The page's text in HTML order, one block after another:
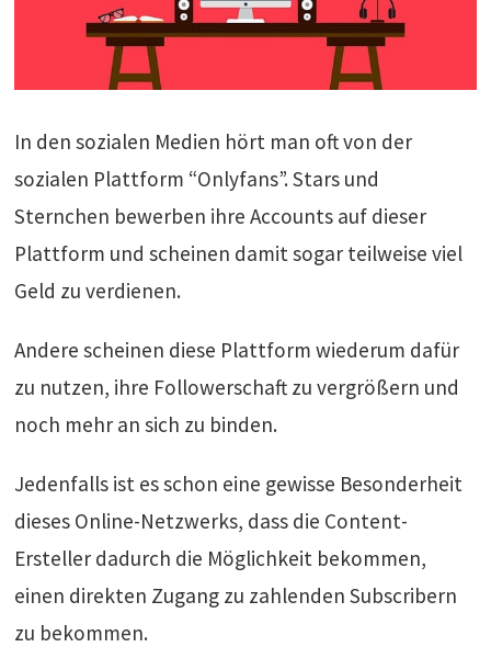
In den sozialen Medien hört man oft von der
sozialen Plattform “Onlyfans”. Stars und
Sternchen bewerben ihre Accounts auf dieser
Plattform und scheinen damit sogar teilweise viel
Geld zu verdienen.
Andere scheinen diese Plattform wiederum dafür
zu nutzen, ihre Followerschaft zu vergrößern und
noch mehr an sich zu binden.
Jedenfalls ist es schon eine gewisse Besonderheit
dieses Online-Netzwerks, dass die Content-
Ersteller dadurch die Möglichkeit bekommen,
einen direkten Zugang zu zahlenden Subscribern
zu bekommen.